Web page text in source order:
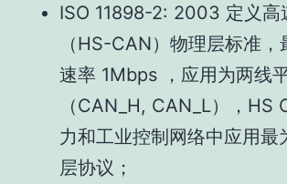
ISO 11898-2: 2003 定义高
（HS-CAN）物理层标准
速率 1Mbps ，应用为两线
（CAN_H, CAN_L），HS
力和工业控制网络中应用最
层协议；